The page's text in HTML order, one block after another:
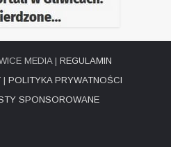
MEDIA | REGULAMIN
| POLITYKA PRYWATNOŚCI
SPONSOROWANE